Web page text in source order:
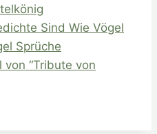
Sind Wie Vögel
Sprüche
“Tribute von